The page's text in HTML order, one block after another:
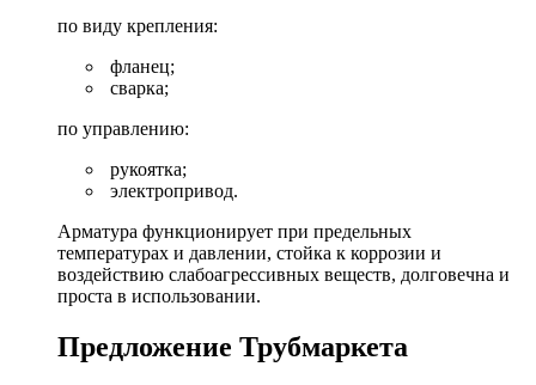
по виду крепления:
фланец;
сварка;
по управлению:
рукоятка;
электропривод.
Арматура функционирует при предельных
температурах и давлении, стойка к коррозии и
воздействию слабоагрессивных веществ, долговечна и
проста в использовании.
Предложение Трубмаркета